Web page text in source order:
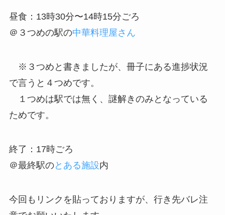
昼食：13時30分〜14時15分ごろ
＠３つめの駅の中華料理屋さん
※３つめと書きましたが、冊子にある進捗状況
で言うと４つめです。
１つめは駅では無く、謎解きのみとなっている
ためです。
終了：17時ごろ
＠最終駅のとある施設内
今回もリンクを貼っておりますが、 行き先バレ注